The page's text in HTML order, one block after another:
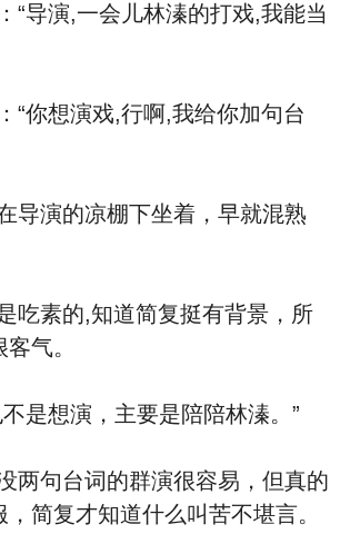
演,一会儿林溱的打戏,我能当
想演戏,行啊,我给你加句台
演的凉棚下坐着，早就混熟
素的,知道简复挺有背景，所
气。
想演，主要是陪陪林溱。”
句台词的群演很容易，但真的
简复才知道什么叫苦不堪言。